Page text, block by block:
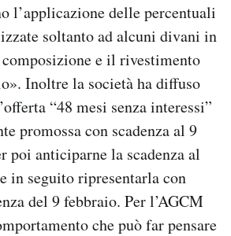
l’applicazione delle percentuali
soltanto ad alcuni divani in
e il rivestimento
Inoltre la società ha diffuso
“48 mesi senza interessi”
promossa con scadenza al 9
poi anticiparne la scadenza al
in seguito ripresentarla con
del 9 febbraio. Per l’AGCM
che può far pensare